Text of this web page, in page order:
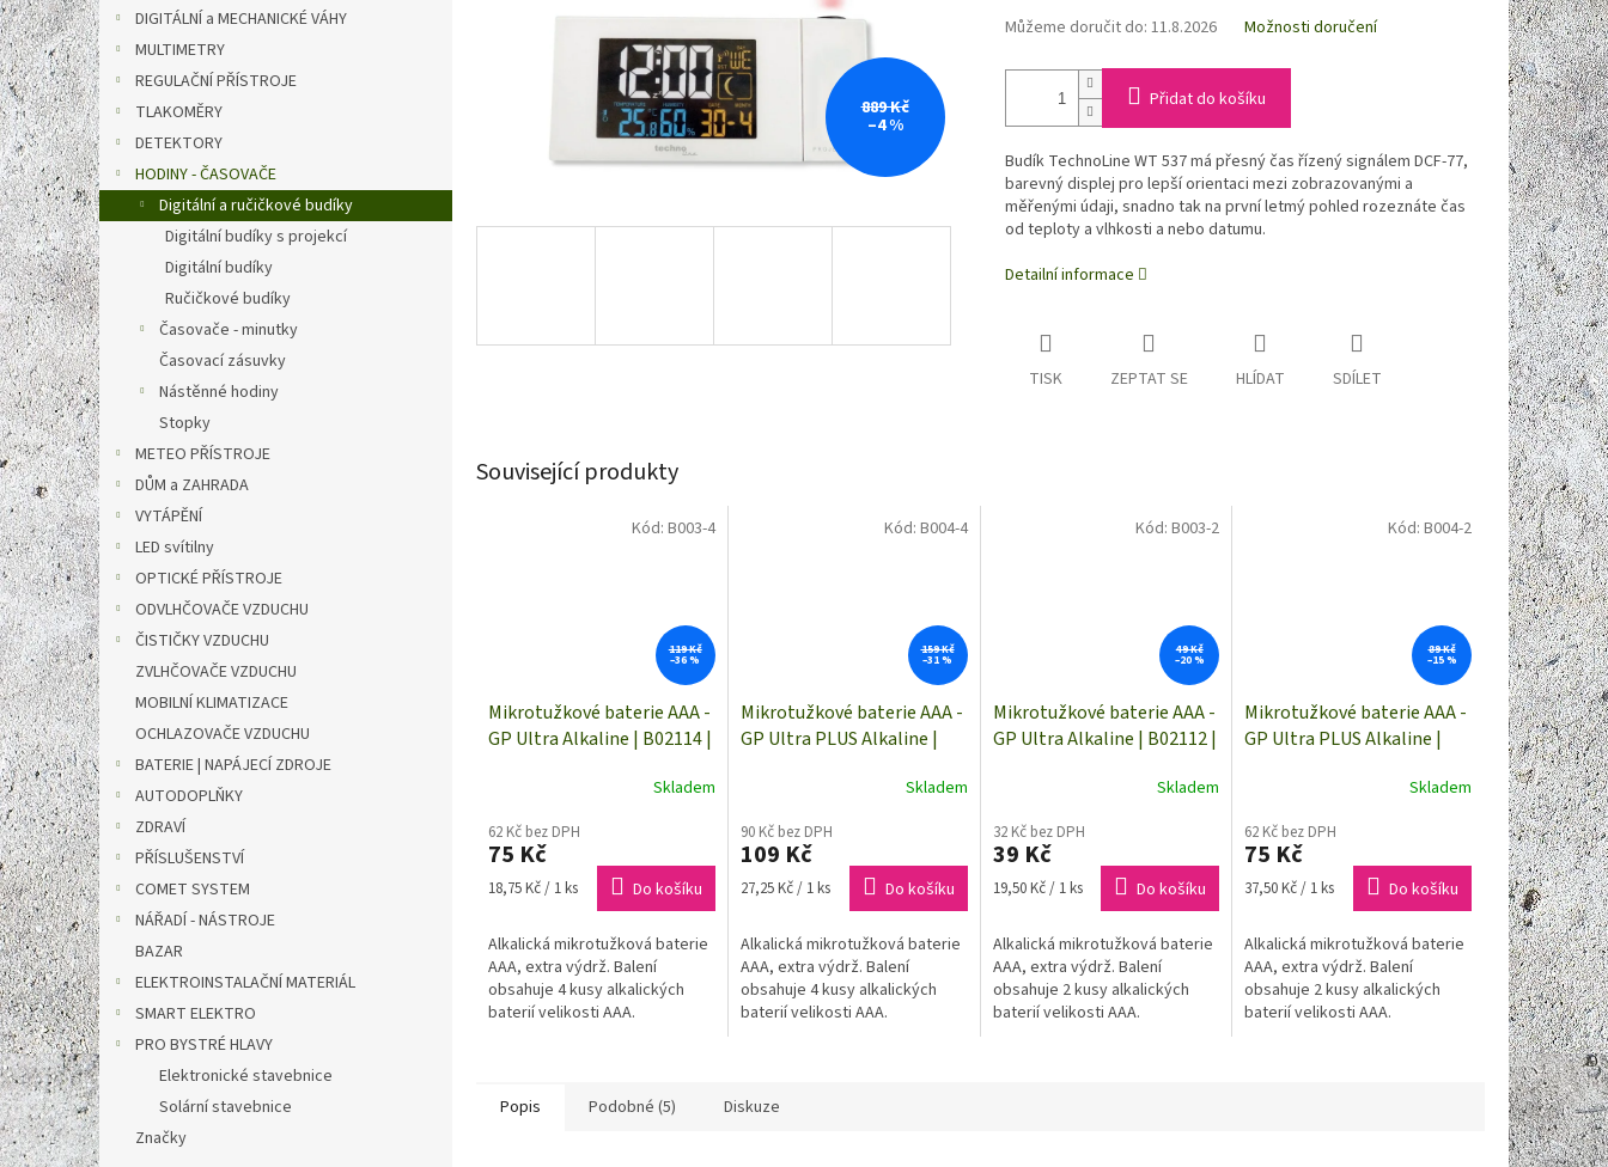
e
l
DIGITÁLNÍ a MECHANICKÉ VÁHY
MULTIMETRY
REGULAČNÍ PŘÍSTROJE
TLAKOMĚRY
DETEKTORY
HODINY - ČASOVAČE
Digitální a ručičkové budíky
Digitální budíky s projekcí
Digitální budíky
Ručičkové budíky
Časovače - minutky
Časovací zásuvky
Nástěnné hodiny
Stopky
METEO PŘÍSTROJE
DŮM a ZAHRADA
VYTÁPĚNÍ
LED svítilny
OPTICKÉ PŘÍSTROJE
ODVLHČOVAČE VZDUCHU
ČISTIČKY VZDUCHU
ZVLHČOVAČE VZDUCHU
MOBILNÍ KLIMATIZACE
OCHLAZOVAČE VZDUCHU
BATERIE | NAPÁJECÍ ZDROJE
AUTODOPLŇKY
ZDRAVÍ
PŘÍSLUŠENSTVÍ
COMET SYSTEM
NÁŘADÍ - NÁSTROJE
BAZAR
ELEKTROINSTALAČNÍ MATERIÁL
SMART ELEKTRO
PRO BYSTRÉ HLAVY
Elektronické stavebnice
Solární stavebnice
Značky
889 Kč
–4 %
Můžeme doručit do: 11.8.2026 Možnosti doručení
Přidat do košíku
Budík TechnoLine WT 537 má přesný čas řízený signálem DCF-77,
barevný displej pro lepší orientaci mezi zobrazovanými a
měřenými údaji, snadno tak na první letmý pohled rozeznáte čas
od teploty a vlhkosti a nebo datumu.
Detailní informace
TISK ZEPTAT SE HLÍDAT SDÍLET
Související produkty
119 Kč
–36 %
Mikrotužkové baterie AAA -
GP Ultra Alkaline | B02114 |
Skladem
62 Kč bez DPH
75 Kč
Měrná
18,75 Kč / 1 ks Do košíku
Alkalická mikrotužková baterie
AAA, extra výdrž. Balení
obsahuje 4 kusy alkalických
baterií velikosti AAA.
Kód: B003-4
159 Kč
–31 %
Mikrotužkové baterie AAA -
GP Ultra PLUS Alkaline |
Skladem
90 Kč bez DPH
109 Kč
Měrná
27,25 Kč / 1 ks Do košíku
Alkalická mikrotužková baterie
AAA, extra výdrž. Balení
obsahuje 4 kusy alkalických
baterií velikosti AAA.
Kód: B004-4
49 Kč
–20 %
Mikrotužkové baterie AAA -
GP Ultra Alkaline | B02112 |
Skladem
32 Kč bez DPH
39 Kč
Měrná
19,50 Kč / 1 ks Do košíku
Alkalická mikrotužková baterie
AAA, extra výdrž. Balení
obsahuje 2 kusy alkalických
baterií velikosti AAA.
Kód:B003-2
89 Kč
–15 %
Mikrotužkové baterie AAA -
GP Ultra PLUS Alkaline |
Skladem
62 Kč bez DPH
75 Kč
Měrná
37,50 Kč / 1 ks Do košíku
Alkalická mikrotužková baterie
AAA, extra výdrž. Balení
obsahuje 2 kusy alkalických
baterií velikosti AAA.
Kód: B004-2
Popis Podobné (5) Diskuze